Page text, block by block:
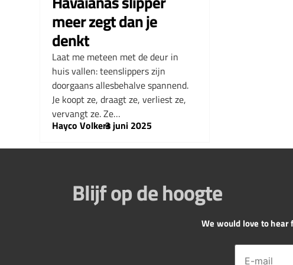
meer zegt dan je
denkt
Laat me meteen met de deur in
huis vallen: teenslippers zijn
doorgaans allesbehalve spannend.
Je koopt ze, draagt ze, verliest ze,
vervangt ze. Ze…
Hayco Volkers
–
3 juni 2025
Blijf op de hoogte
We would love to